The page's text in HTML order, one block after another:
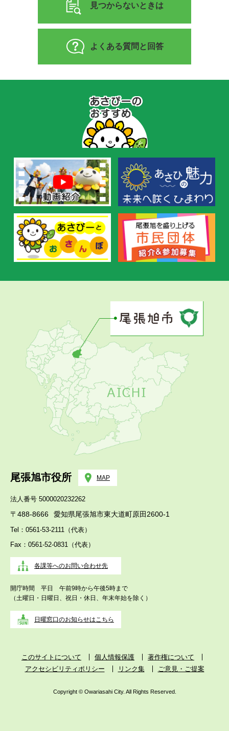
見つからないときは
よくある質問と回答
の
お
す
め
尾張旭市役所 MAP
法人番号 5000020232262
〒488-8666 愛知県尾張旭市東大道町原田2600-1
Tel：0561-53-2111（代表）
Fax：0561-52-0831（代表）
各課等へのお問い合わせ先
開庁時間 平日 午前9時から午後5時まで
（土曜日・日曜日、祝日・休日、年末年始を除く）
日曜窓口のお知らせはこちら
このサイトについて 個人情報保護
著作権について
アクセシビリティポリシー
リンク集 ご意見・ご提案
Copyright © Owariasahi City. All Rights Reserved.